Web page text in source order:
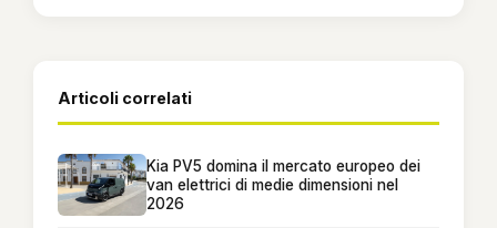
Articoli correlati
Kia PV5 domina il mercato europeo dei
van elettrici di medie dimensioni nel
2026